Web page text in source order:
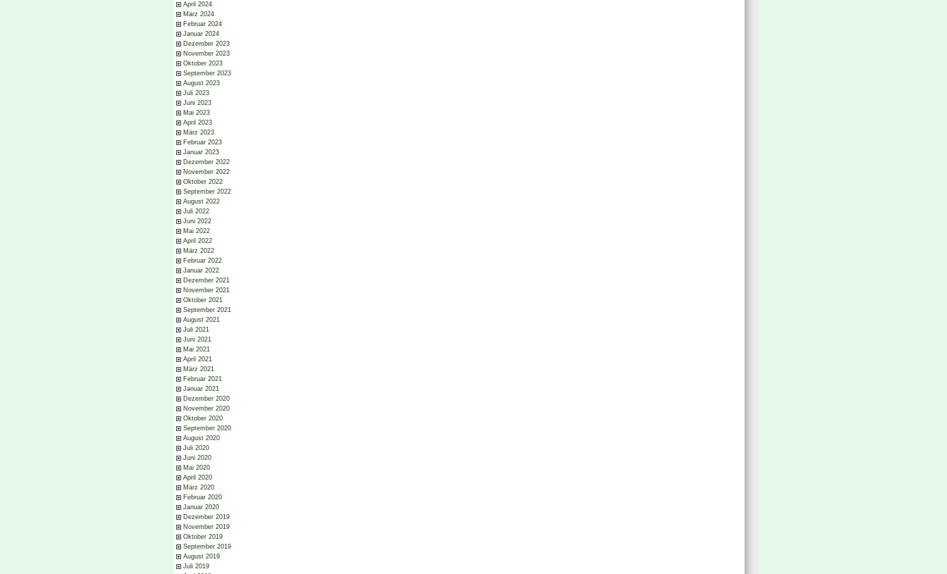
April 2024
März 2024
Februar 2024
Januar 2024
Dezember 2023
November 2023
Oktober 2023
September 2023
August 2023
Juli 2023
Juni 2023
Mai 2023
April 2023
März 2023
Februar 2023
Januar 2023
Dezember 2022
November 2022
Oktober 2022
September 2022
August 2022
Juli 2022
Juni 2022
Mai 2022
April 2022
März 2022
Februar 2022
Januar 2022
Dezember 2021
November 2021
Oktober 2021
September 2021
August 2021
Juli 2021
Juni 2021
Mai 2021
April 2021
März 2021
Februar 2021
Januar 2021
Dezember 2020
November 2020
Oktober 2020
September 2020
August 2020
Juli 2020
Juni 2020
Mai 2020
April 2020
März 2020
Februar 2020
Januar 2020
Dezember 2019
November 2019
Oktober 2019
September 2019
August 2019
Juli 2019